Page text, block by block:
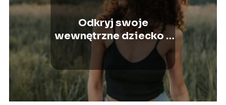
Odkryj swoje
wewnętrzne dziecko –
Zadbaj o swoje
wewnętrzne ja!